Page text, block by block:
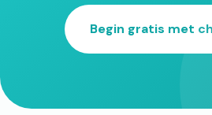
Begin gratis met